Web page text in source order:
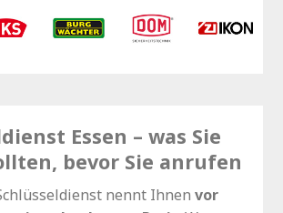
Essen – was Sie
bevor Sie anrufen
nennt Ihnenvor